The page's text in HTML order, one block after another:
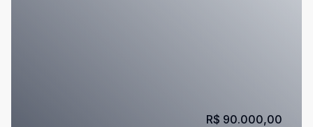
R$ 90.000,00